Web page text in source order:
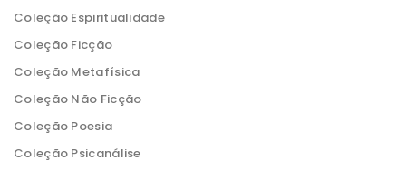
Coleção Espiritualidade
Coleção Ficção
Coleção Metafísica
Coleção Não Ficção
Coleção Poesia
Coleção Psicanálise